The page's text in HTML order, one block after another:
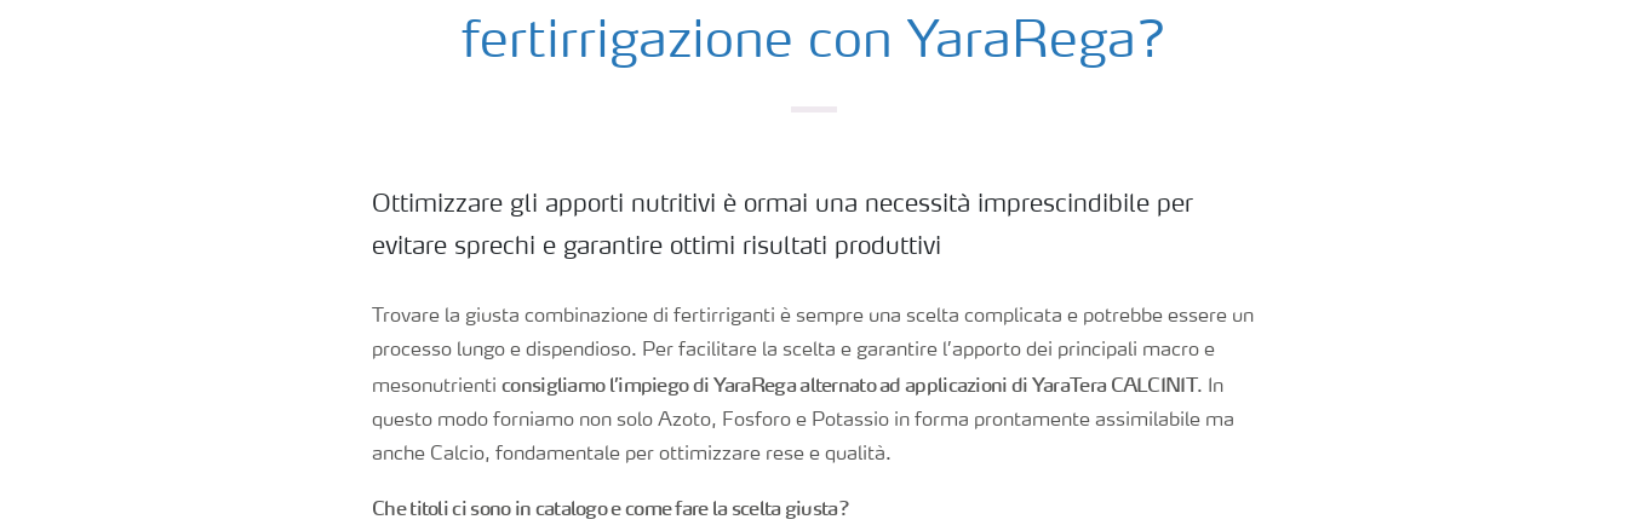
fertirrigazione con YaraRega?
Ottimizzare gli apporti nutritivi è ormai una necessità imprescindibile per
evitare sprechi e garantire ottimi risultati produttivi
Trovare la giusta combinazione di fertirriganti è sempre una scelta complicata e potrebbe essere un
processo lungo e dispendioso. Per facilitare la scelta e garantire l’apporto dei principali macro e
mesonutrienti consigliamo l’impiego di YaraRega alternato ad applicazioni di YaraTera CALCINIT. In
questo modo forniamo non solo Azoto, Fosforo e Potassio in forma prontamente assimilabile ma
anche Calcio, fondamentale per ottimizzare rese e qualità.
Che titoli ci sono in catalogo e come fare la scelta giusta?